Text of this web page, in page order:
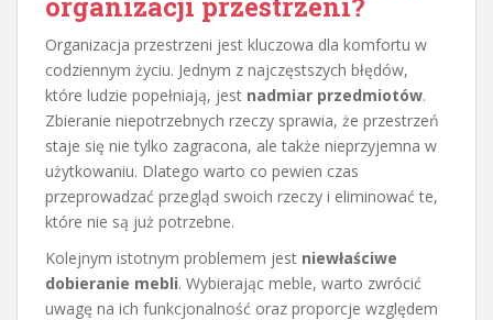
Organizacja przestrzeni jest kluczowa dla komfortu w
codziennym życiu. Jednym z najczęstszych błędów,
które ludzie popełniają, jest nadmiar przedmiotów.
Zbieranie niepotrzebnych rzeczy sprawia, że przestrzeń
staje się nie tylko zagracona, ale także nieprzyjemna w
użytkowaniu. Dlatego warto co pewien czas
przeprowadzać przegląd swoich rzeczy i eliminować te,
które nie są już potrzebne.
Kolejnym istotnym problemem jest niewłaściwe
dobieranie mebli. Wybierając meble, warto zwrócić
uwagę na ich funkcjonalność oraz proporcje względem